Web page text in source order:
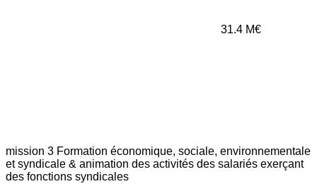
31.4 M€
mission 3 Formation économique, sociale, environnementale
et syndicale & animation des activités des salariés exerçant
des fonctions syndicales